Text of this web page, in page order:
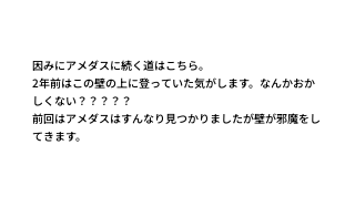
因みにアメダスに続く道はこちら。
2年前はこの壁の上に登っていた気がします。なんかおか
しくない？？？？？
前回はアメダスはすんなり見つかりましたが壁が邪魔をし
てきます。